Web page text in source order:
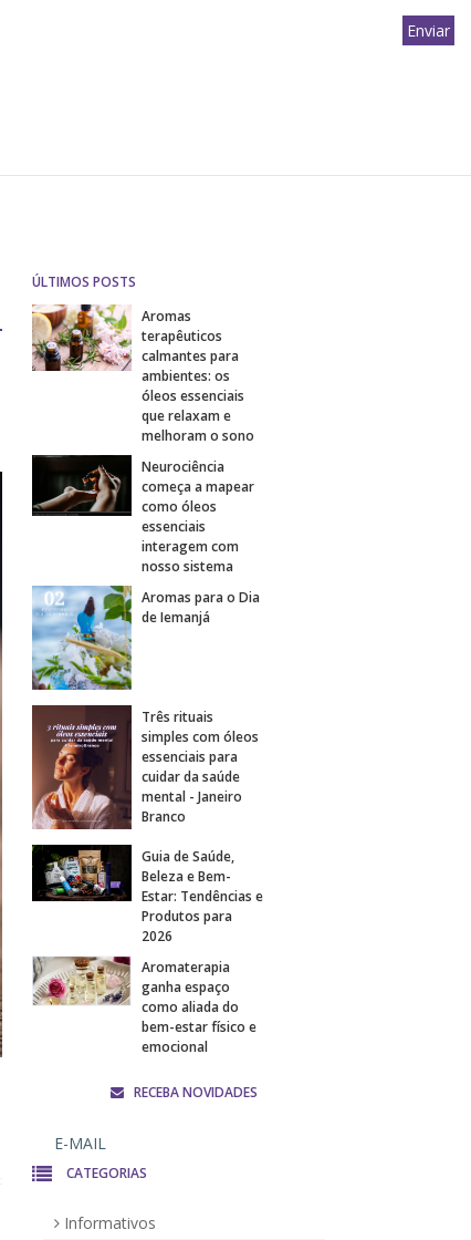
ÚLTIMOS POSTS
Aromas
terapêuticos
calmantes para
ambientes: os
óleos essenciais
que relaxam e
melhoram o sono
Neurociência
começa a mapear
como óleos
essenciais
interagem com
nosso sistema
Aromas para o Dia
de Iemanjá
Três rituais
simples com óleos
essenciais para
cuidar da saúde
mental - Janeiro
Branco
Guia de Saúde,
Beleza e Bem-
Estar: Tendências e
Produtos para
2026
Aromaterapia
ganha espaço
como aliada do
bem-estar físico e
emocional
RECEBA NOVIDADES
CATEGORIAS
Informativos